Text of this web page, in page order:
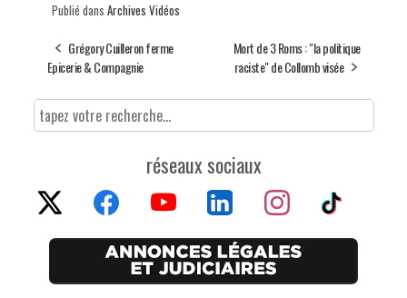
Publié dans Archives Vidéos
Grégory Cuilleron ferme
Epicerie & Compagnie
Mort de 3 Roms : "la politique
raciste" de Collomb visée
réseaux sociaux